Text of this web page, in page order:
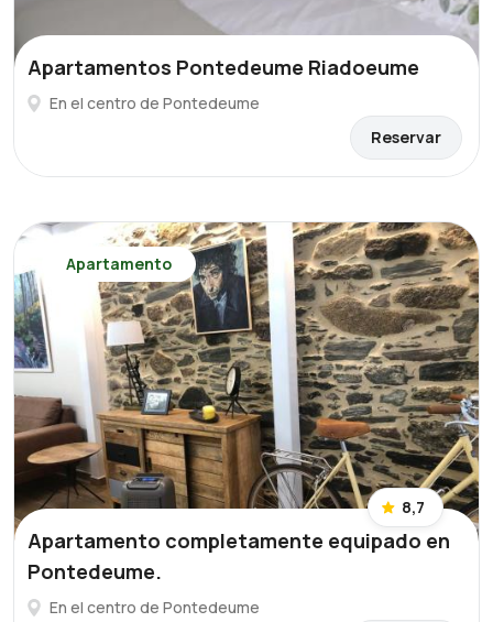
Apartamentos Pontedeume Riadoeume
En el centro de Pontedeume
Reservar
Apartamento
8,7
Apartamento completamente equipado en
Pontedeume.
En el centro de Pontedeume